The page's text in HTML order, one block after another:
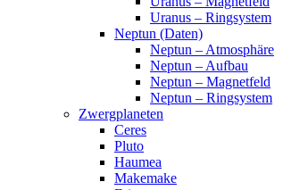
Uranus – Ringsystem
Neptun (Daten)
Neptun – Atmosphäre
Neptun – Aufbau
Neptun – Magnetfeld
Neptun – Ringsystem
Zwergplaneten
Ceres
Pluto
Haumea
Makemake